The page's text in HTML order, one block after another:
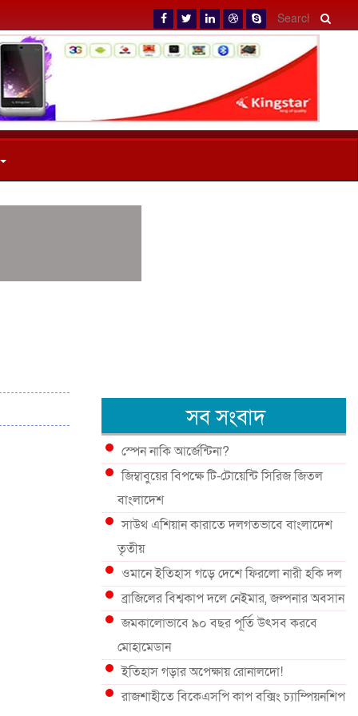
সব সংবাদ
স্পেন নাকি আর্জেন্টিনা?
জিম্বাবুয়ের বিপক্ষে টি-টোয়েন্টি সিরিজ জিতল
বাংলাদেশ
সাউথ এশিয়ান কারাতে দলগতভাবে বাংলাদেশ
তৃতীয়
ওমানে ইতিহাস গড়ে দেশে ফিরলো নারী হকি দল
ব্রাজিলের বিশ্বকাপ দলে নেইমার, জল্পনার অবসান
জমকালোভাবে ৯০ বছর পূর্তি উৎসব করবে
মোহামেডান
ইতিহাস গড়ার অপেক্ষায় রোনালদো!
রাজশাহীতে বিকেএসপি কাপ বক্সিং চ্যাম্পিয়নশিপ